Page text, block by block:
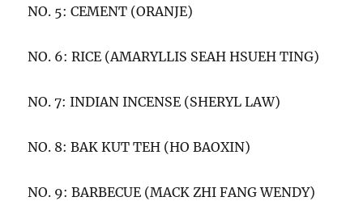
NO. 5: CEMENT (ORANJE)
NO. 6: RICE (AMARYLLIS SEAH HSUEH TING)
NO. 7: INDIAN INCENSE (SHERYL LAW)
NO. 8: BAK KUT TEH (HO BAOXIN)
NO. 9: BARBECUE (MACK ZHI FANG WENDY)